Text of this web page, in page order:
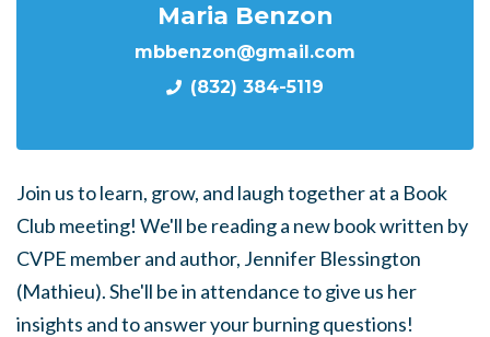
Maria Benzon
mbbenzon@gmail.com
(832) 384-5119
Join us to learn, grow, and laugh together at a Book
Club meeting! We'll be reading a new book written by
CVPE member and author, Jennifer Blessington
(Mathieu). She'll be in attendance to give us her
insights and to answer your burning questions!